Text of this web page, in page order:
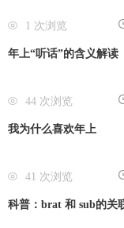
1 次浏览
年上“听话”的含义解读
44 次浏览
我为什么喜欢年上
41 次浏览
科普：brat 和 sub的关